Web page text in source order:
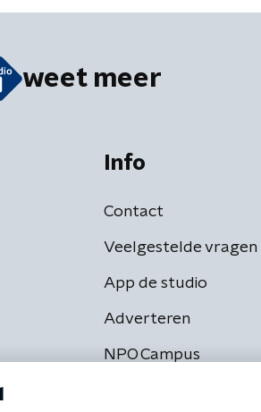
weet meer
Info
Contact
Veelgestelde vragen
App de studio
Adverteren
NPO Campus